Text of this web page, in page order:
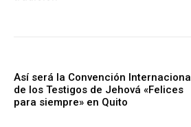
Así será la Convención Internacional
de los Testigos de Jehová «Felices
para siempre» en Quito